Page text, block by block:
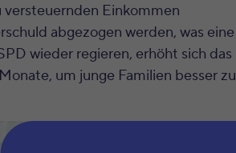
versteuernden Einkommen
abgezogen werden, was eine
wieder regieren, erhöht sich das
um junge Familien besser zu